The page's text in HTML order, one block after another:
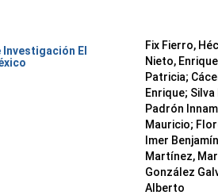
El
Fix Fierro,
Nieto, Enrique
Patricia;
Enrique; Silva
Padrón
Mauricio;
Imer Benjamín
Martínez,
González
Alberto